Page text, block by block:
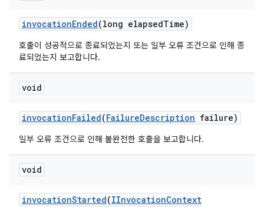
invocationEnded(long elapsedTime)
호출이 성공적으로 종료되었는지 또는 일부 오류 조건으로 인해 종
료되었는지 보고합니다.
void
invocationFailed(FailureDescription failure)
일부 오류 조건으로 인해 불완전한 호출을 보고합니다.
void
invocationStarted(IInvocationContext